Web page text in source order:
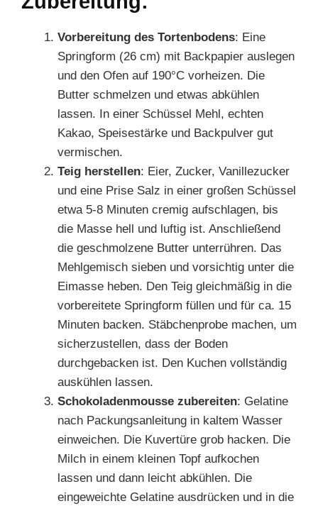
Vorbereitung des Tortenbodens: Eine
Springform (26 cm) mit Backpapier auslegen
und den Ofen auf 190°C vorheizen. Die
Butter schmelzen und etwas abkühlen
lassen. In einer Schüssel Mehl, echten
Kakao, Speisestärke und Backpulver gut
vermischen.
Teig herstellen: Eier, Zucker, Vanillezucker
und eine Prise Salz in einer großen Schüssel
etwa 5-8 Minuten cremig aufschlagen, bis
die Masse hell und luftig ist. Anschließend
die geschmolzene Butter unterrühren. Das
Mehlgemisch sieben und vorsichtig unter die
Eimasse heben. Den Teig gleichmäßig in die
vorbereitete Springform füllen und für ca. 15
Minuten backen. Stäbchenprobe machen, um
sicherzustellen, dass der Boden
durchgebacken ist. Den Kuchen vollständig
auskühlen lassen.
Schokoladenmousse zubereiten: Gelatine
nach Packungsanleitung in kaltem Wasser
einweichen. Die Kuvertüre grob hacken. Die
Milch in einem kleinen Topf aufkochen
lassen und dann leicht abkühlen. Die
eingeweichte Gelatine ausdrücken und in die